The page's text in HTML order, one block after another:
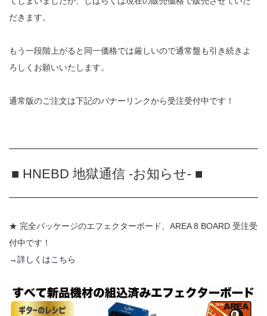
だきます。
もう一段階上がると同一価格では厳しいので通常盤も引き続きよ
ろしくお願いいたします。
通常版のご注文は下記のバナーリンクから受注受付中です！
■ HNEBD 地獄通信 -お知らせ- ■
★ 完全パッケージのエフェクターボード、AREA 8 BOARD 受注受
付中です！
→詳しくはこちら